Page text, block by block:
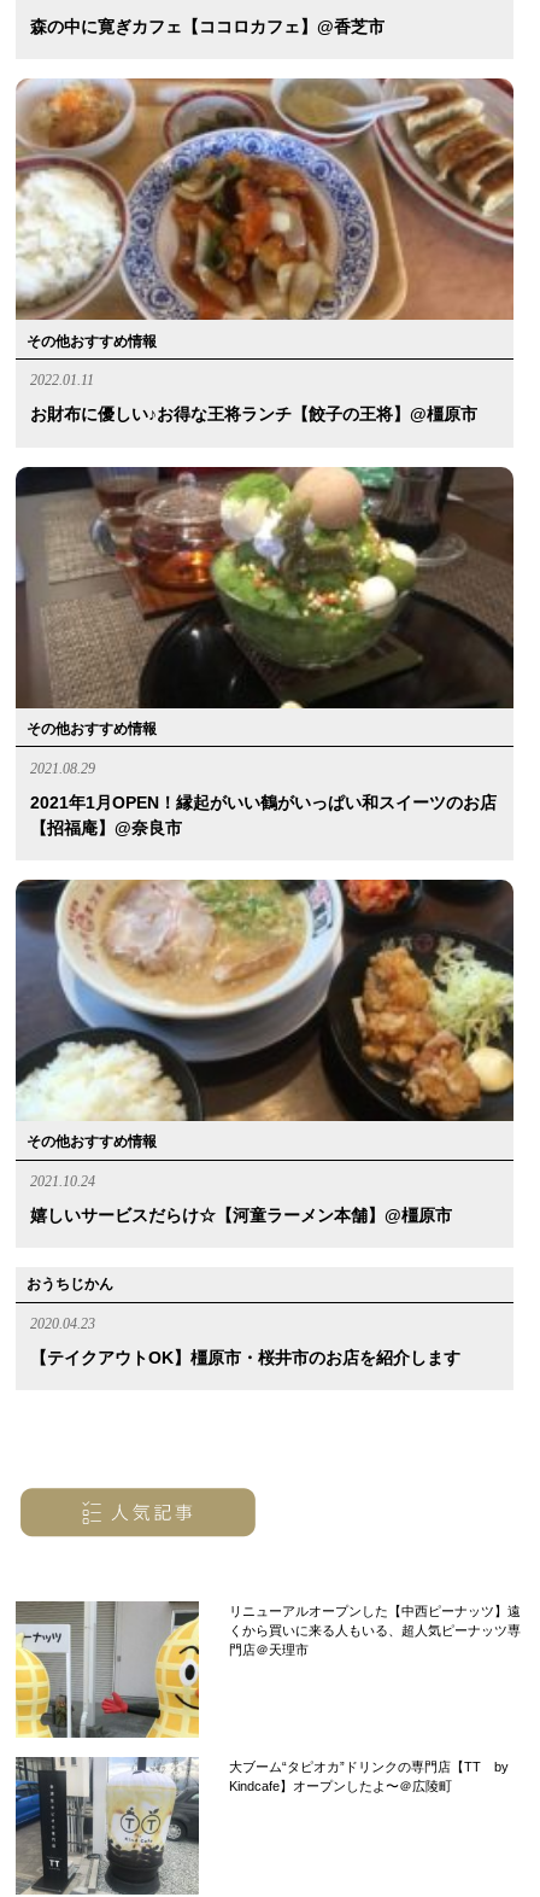
森の中に寛ぎカフェ【ココロカフェ】@香芝市
その他おすすめ情報
2022.01.11
お財布に優しい♪お得な王将ランチ【餃子の王将】@橿原市
その他おすすめ情報
2021.08.29
2021年1月OPEN！縁起がいい鶴がいっぱい和スイーツのお店
【招福庵】@奈良市
その他おすすめ情報
2021.10.24
嬉しいサービスだらけ☆【河童ラーメン本舗】@橿原市
おうちじかん
2020.04.23
【テイクアウトOK】橿原市・桜井市のお店を紹介します
リニューアルオープンした【中西ピーナッツ】遠
くから買いに来る人もいる、超人気ピーナッツ専
門店＠天理市
大ブーム“タピオカ”ドリンクの専門店【TT by
Kindcafe】オープンしたよ〜＠広陵町